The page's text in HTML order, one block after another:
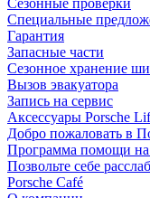
Сезонные проверки
Специальные
Гарантия
Запасные части
Сезонное хранение
Вызов эвакуатора
Запись на сервис
Аксессуары Porsche
Добро пожаловать в
Программа помощи на
Позвольте себе
Porsche Café